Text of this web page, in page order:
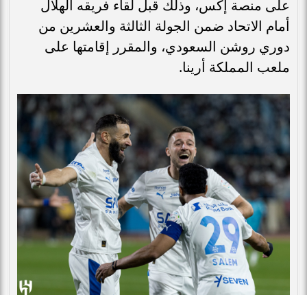
على منصة إكس، وذلك قبل لقاء فريقه الهلال
أمام الاتحاد ضمن الجولة الثالثة والعشرين من
دوري روشن السعودي، والمقرر إقامتها على
ملعب المملكة أرينا.